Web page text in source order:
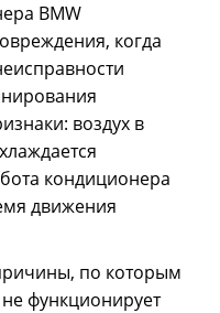
BMW
когда
воздух в
кондиционера
движения
по которым
функционирует